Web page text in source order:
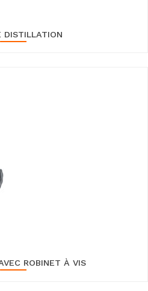
DISTILLATION
ROBINET À VIS